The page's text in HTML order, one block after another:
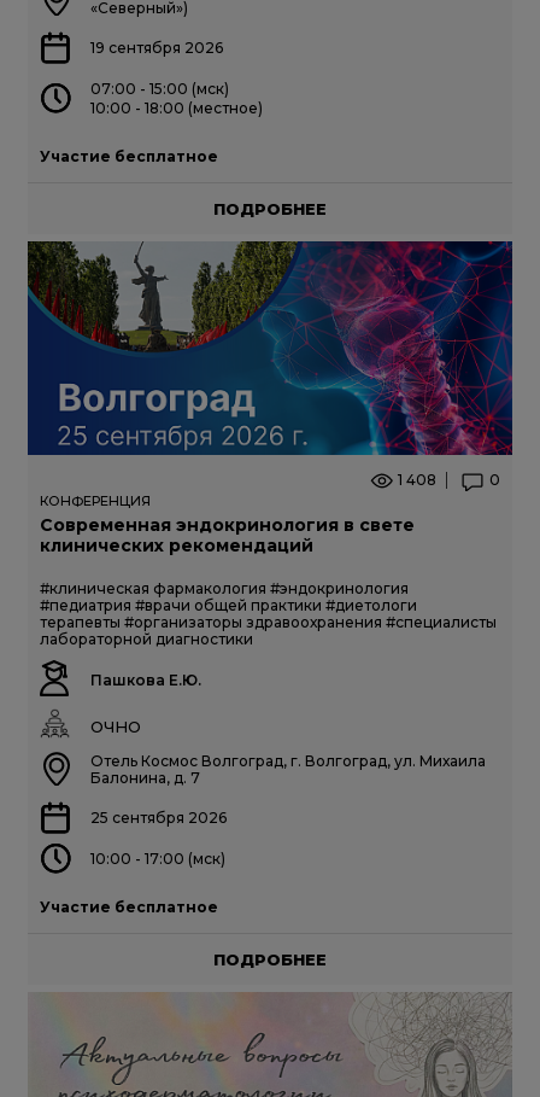
«Северный»)
19 сентября 2026
07:00 - 15:00 (мск)
10:00 - 18:00 (местное)
Участие бесплатное
ПОДРОБНЕЕ
1 408 0
КОНФЕРЕНЦИЯ
Современная эндокринология в свете
клинических рекомендаций
#клиническая фармакология #эндокринология
#педиатрия #врачи общей практики #диетологи
терапевты #организаторы здравоохранения #специалисты
лабораторной диагностики
Пашкова Е.Ю.
ОЧНО
Отель Космос Волгоград, г. Волгоград, ул. Михаила
Балонина, д. 7
25 сентября 2026
10:00 - 17:00 (мск)
Участие бесплатное
ПОДРОБНЕЕ